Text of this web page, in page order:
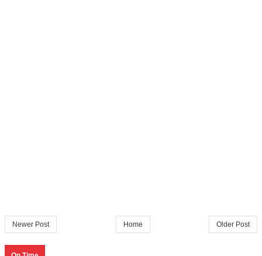
Newer Post Older Post
Home